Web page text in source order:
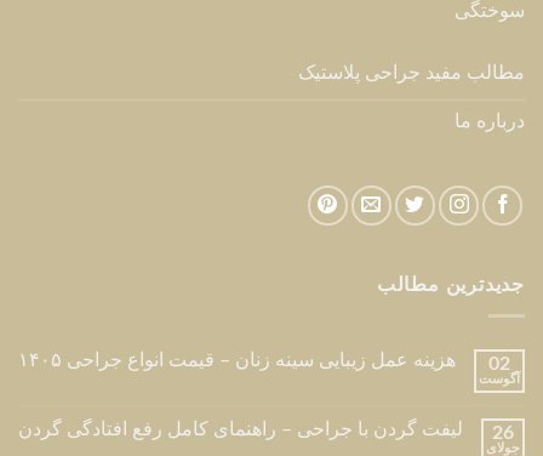
سوختگی
مطالب مفید جراحی پلاستیک
درباره ما
جدیدترین مطالب
02
آگوست
هزینه عمل زیبایی سینه زنان – قیمت انواع جراحی ۱۴۰۵
26
جولای
لیفت گردن با جراحی – راهنمای کامل رفع افتادگی گردن